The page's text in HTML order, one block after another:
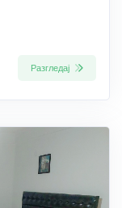
Разгледај